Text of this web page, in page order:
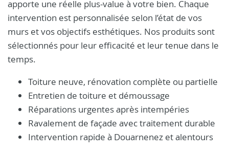
apporte une réelle plus-value à votre bien. Chaque
intervention est personnalisée selon l’état de vos
murs et vos objectifs esthétiques. Nos produits sont
sélectionnés pour leur efficacité et leur tenue dans le
temps.
Toiture neuve, rénovation complète ou partielle
Entretien de toiture et démoussage
Réparations urgentes après intempéries
Ravalement de façade avec traitement durable
Intervention rapide à Douarnenez et alentours